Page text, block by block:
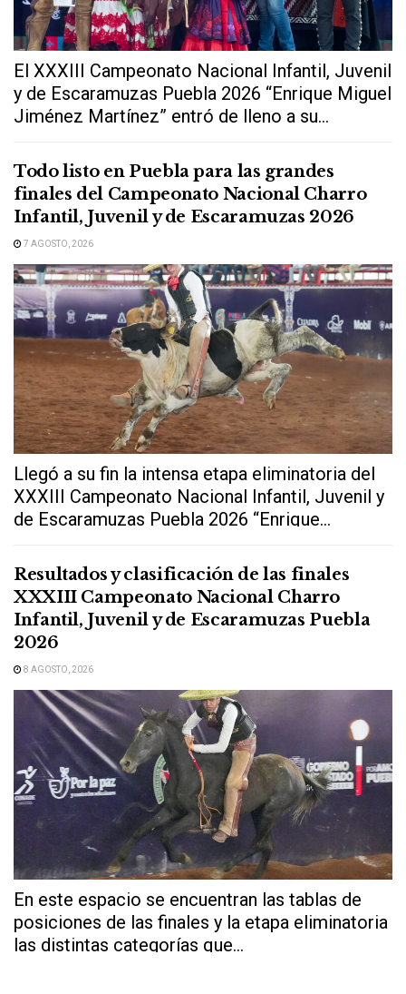
El XXXIII Campeonato Nacional Infantil, Juvenil
y de Escaramuzas Puebla 2026 “Enrique Miguel
Jiménez Martínez” entró de lleno a su...
Todo listo en Puebla para las grandes
finales del Campeonato Nacional Charro
Infantil, Juvenil y de Escaramuzas 2026
7 AGOSTO, 2026
Llegó a su fin la intensa etapa eliminatoria del
XXXIII Campeonato Nacional Infantil, Juvenil y
de Escaramuzas Puebla 2026 “Enrique...
Resultados y clasificación de las finales
XXXIII Campeonato Nacional Charro
Infantil, Juvenil y de Escaramuzas Puebla
2026
8 AGOSTO, 2026
En este espacio se encuentran las tablas de
posiciones de las finales y la etapa eliminatoria
las distintas categorías que...